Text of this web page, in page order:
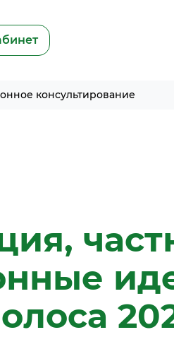
консультирование